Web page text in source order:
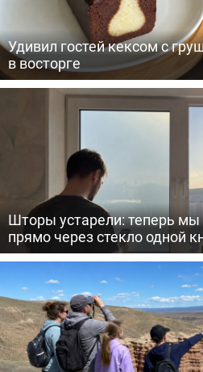
Удивил гостей кексом с
в восторге
Шторы устарели: теперь
прямо через стекло одной